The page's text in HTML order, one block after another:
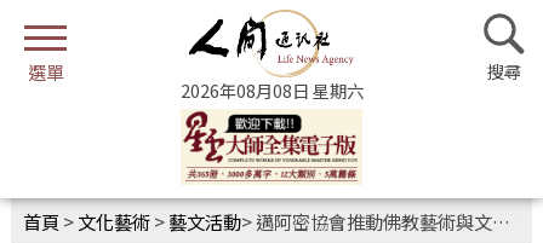
2026年08月08日 星期六
首頁 >文化藝術>藝文活動>邁阿密協會推動佛教藝術與文化教育 FIU師生體驗敦煌美學